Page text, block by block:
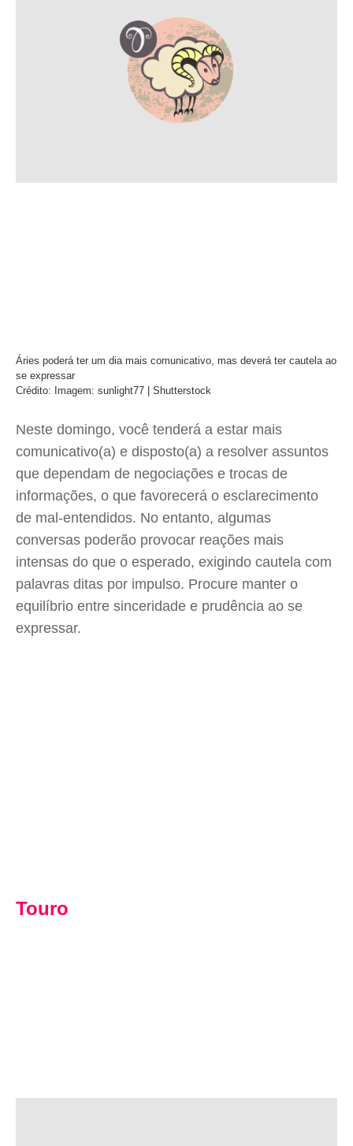
Áries poderá ter um dia mais comunicativo, mas deverá ter cautela ao
se expressar
Crédito: Imagem: sunlight77 | Shutterstock
Neste domingo, você tenderá a estar mais
comunicativo(a) e disposto(a) a resolver assuntos
que dependam de negociações e trocas de
informações, o que favorecerá o esclarecimento
de mal-entendidos. No entanto, algumas
conversas poderão provocar reações mais
intensas do que o esperado, exigindo cautela com
palavras ditas por impulso. Procure manter o
equilíbrio entre sinceridade e prudência ao se
expressar.
Touro